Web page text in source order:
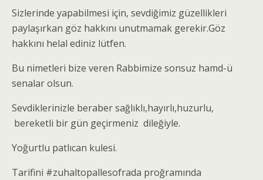
Sizlerinde yapabilmesi için, sevdiğimiz güzellikleri
paylaşırkan göz hakkını unutmamak gerekir.Göz
hakkını helal ediniz lütfen.
Bu nimetleri bize veren Rabbimize sonsuz hamd-ü
senalar olsun.
Sevdiklerinizle beraber sağlıklı,hayırlı,huzurlu,
bereketli bir gün geçirmeniz dileğiyle.
Yoğurtlu patlıcan kulesi.
Tarifini #zuhaltopallesofrada proğramında